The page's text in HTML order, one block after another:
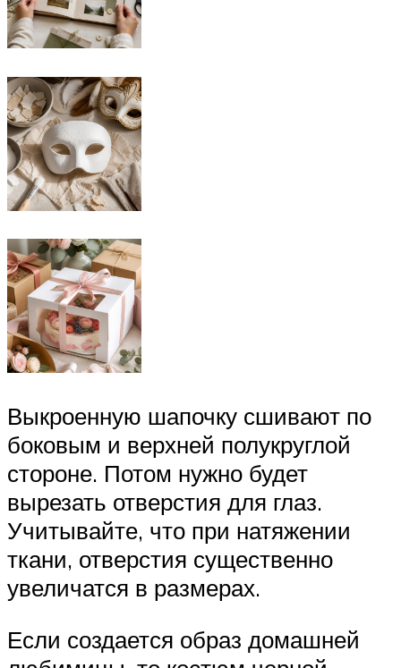
Выкроенную шапочку сшивают по
боковым и верхней полукруглой
стороне. Потом нужно будет
вырезать отверстия для глаз.
Учитывайте, что при натяжении
ткани, отверстия существенно
увеличатся в размерах.
Если создается образ домашней